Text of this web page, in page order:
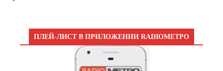
ПЛЕЙ-ЛИСТ В ПРИЛОЖЕНИИ RADIOМЕТРО